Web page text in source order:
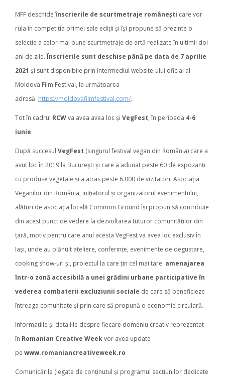
MFF deschideînscrierile de scurtmetraje românești care vor
rula în competiția primei sale ediții și își propune să prezinte o
selecție a celor mai bune scurtmetraje de artă realizate în ultimii doi
ani de zile.Înscrierile sunt deschise până pe data de 7 aprilie
2021 și sunt disponibile prin intermediul website-ului oficial al
Moldova Film Festival, la următoarea
adresă: https://moldovafilmfestival.com/.
Tot în cadrul RCWva avea avea loc și VegFest, în perioada 4-6
iunie.
După succesul VegFest (singurul festival vegan din România) care a
avut loc în 2019 la București și care a adunat peste 60 de expozanți
cu produse vegetale și a atras peste 6.000 de vizitatori, Asociația
Veganilor din România, inițiatorul și organizatorul evenimentului,
alături de asociația locală Common Ground își propun să contribuie
din acest punct de vedere la dezvoltarea tuturor comunităților din
țară, motiv pentru care anul acesta VegFest va avea loc exclusiv în
Iași, unde au plănuit ateliere, conferințe, evenimente de degustare,
cooking show-uri și, proiectul la care țin cel mai tare: amenajarea
într-o zonă accesibilă a unei grădini urbane participative în
vederea combaterii excluziunii sociale de care să beneficieze
întreaga comunitate și prin care să propună o economie circulară.
Informațiile și detaliile despre fiecare domeniu creativ reprezentat
în Romanian Creative Weekvor avea update
pe www.romaniancreativeweek.ro
Comunicările (legate de conținutul și programul secțiunilor dedicate